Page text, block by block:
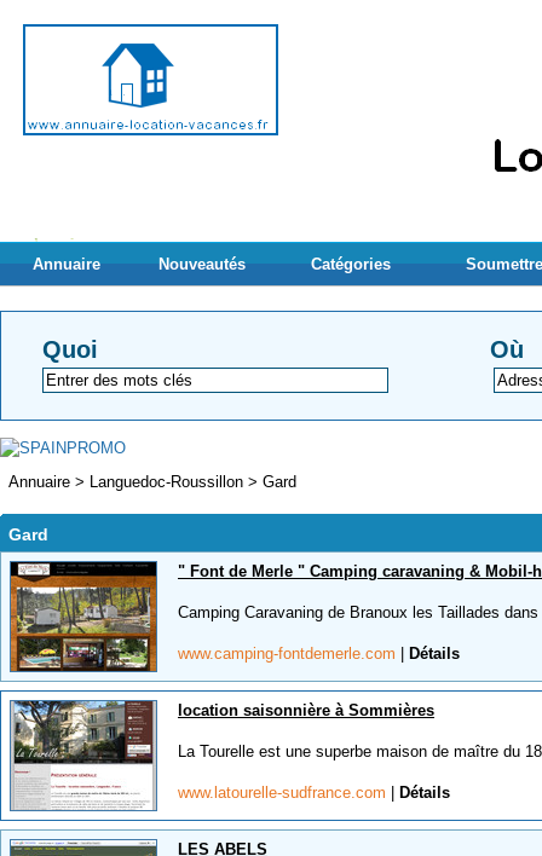
Annuaire Nouveautés Catégories
Quoi Où
Annuaire > Languedoc-Roussillon > Gard
Gard
" Font de Merle " Camping caravaning & Mobil-
Camping Caravaning de Branoux les Taillades
www.camping-fontdemerle.com Détails
location saisonnière à Sommières
La Tourelle est une superbe maison de maître du
www.latourelle-sudfrance.com Détails
LES ABELS